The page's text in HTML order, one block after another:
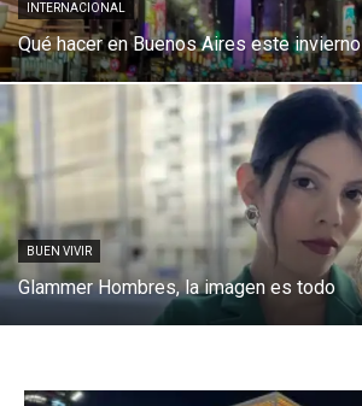
INTERNACIONAL
Qué hacer en Buenos Aires este invierno
BUEN VIVIR
Glammer Hombres, la imagen es todo